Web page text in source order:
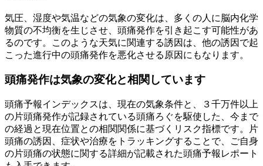
気圧、湿度や気温などの気象の変化は、多くの人に脳内化学
物質の不均衡を生じさせ、頭痛発作を引き起こす可能性があ
るのです。このような天気に関連する誘因は、他の誘因で起
こった進行中の頭痛発作を悪化させる原因にもなります。
頭痛発作は気象の変化と相関しています
頭痛予報インデックスは、現在の気象条件と、３千万件以上
の片頭痛発作が記録されている頭痛ろぐを駆使した、今まで
の経過と現在位置との相関関係に基づくリスク指標です。片
頭痛の誘因、症状や治療をトラッキングすることで、ご自身
の片頭痛の状態に関する詳細が記載された頭痛予報レポート